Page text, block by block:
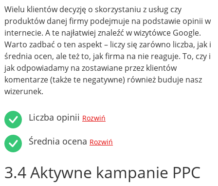
Wielu klientów decyzję o skorzystaniu z usług czy
produktów danej firmy podejmuje na podstawie opinii w
internecie. A te najłatwiej znaleźć w wizytówce Google.
Warto zadbać o ten aspekt – liczy się zarówno liczba, jak i
średnia ocen, ale też to, jak firma na nie reaguje. To, czy i
jak odpowiadamy na zostawiane przez klientów
komentarze (także te negatywne) również buduje nasz
wizerunek.
Liczba opinii Rozwiń
Średnia ocena Rozwiń
3.4 Aktywne kampanie PPC